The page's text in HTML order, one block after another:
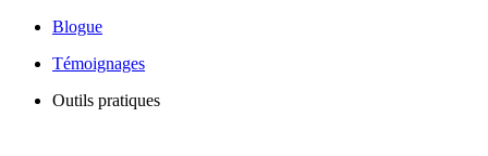
Blogue
Témoignages
Outils pratiques